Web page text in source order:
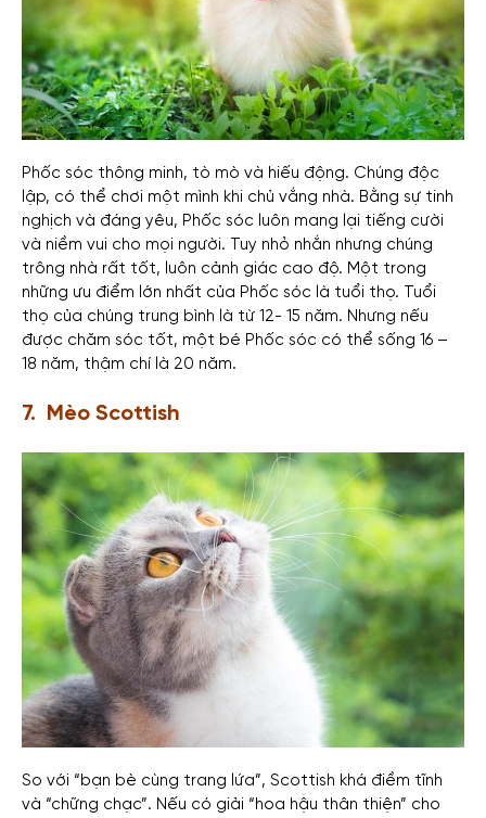
Phốc sóc thông minh, tò mò và hiếu động. Chúng độc
lập, có thể chơi một mình khi chủ vắng nhà. Bằng sự tinh
nghịch và đáng yêu, Phốc sóc luôn mang lại tiếng cười
và niềm vui cho mọi người. Tuy nhỏ nhắn nhưng chúng
trông nhà rất tốt, luôn cảnh giác cao độ. Một trong
những ưu điểm lớn nhất của Phốc sóc là tuổi thọ. Tuổi
thọ của chúng trung bình là từ 12- 15 năm. Nhưng nếu
được chăm sóc tốt, một bé Phốc sóc có thể sống 16 –
18 năm, thậm chí là 20 năm.
7. Mèo Scottish
So với “bạn bè cùng trang lứa”, Scottish khá điềm tĩnh
và “chững chạc”. Nếu có giải “hoa hậu thân thiện” cho